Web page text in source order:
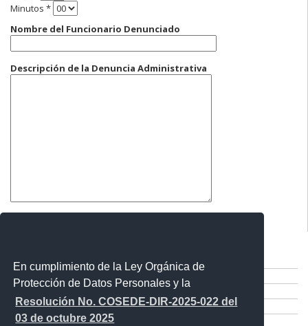
En cumplimiento de la Ley Orgánica de
Protección de Datos Personales y la
Resolución No. COSEDE-DIR-2025-022 del
03 de octubre 2025
Minutos *
Nombre del Funcionario Denunciado
Descripción de la Denuncia Administrativa
Compartir
Mail